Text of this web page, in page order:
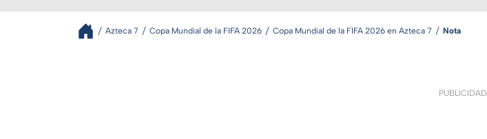
Azteca 7 Copa Mundial de la FIFA 2026 Copa Mundial de la FIFA 2026 en Azteca 7 Nota
PUBLICIDAD